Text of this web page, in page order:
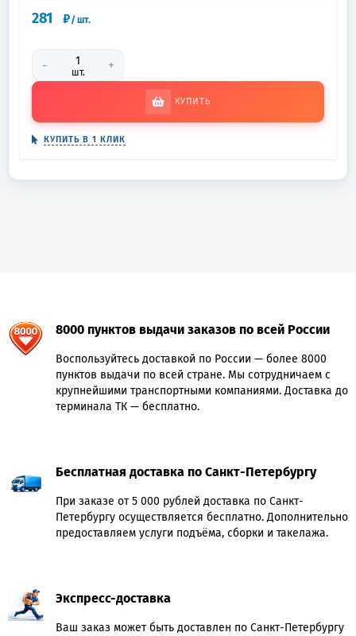
281 ₽/шт.
- шт. +
КУПИТЬ
КУПИТЬ В 1 КЛИК
8000 пунктов выдачи заказов по всей России
Воспользуйтесь доставкой по России — более 8000
пунктов выдачи по всей стране. Мы сотрудничаем с
крупнейшими транспортными компаниями. Доставка до
терминала ТК — бесплатно.
Бесплатная доставка по Санкт-Петербургу
При заказе от 5 000 рублей доставка по Санкт-
Петербургу осуществляется бесплатно. Дополнительно
предоставляем услуги подъёма, сборки и такелажа.
Экспресс-доставка
Ваш заказ может быть доставлен по Санкт-Петербургу